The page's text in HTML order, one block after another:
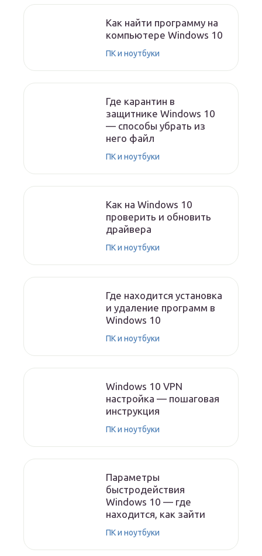
Как найти программу на
компьютере Windows 10
ПК и ноутбуки
Где карантин в
защитнике Windows 10
— способы убрать из
него файл
ПК и ноутбуки
Как на Windows 10
проверить и обновить
драйвера
ПК и ноутбуки
Где находится установка
и удаление программ в
Windows 10
ПК и ноутбуки
Windows 10 VPN
настройка — пошаговая
инструкция
ПК и ноутбуки
Параметры
быстродействия
Windows 10 — где
находится, как зайти
ПК и ноутбуки